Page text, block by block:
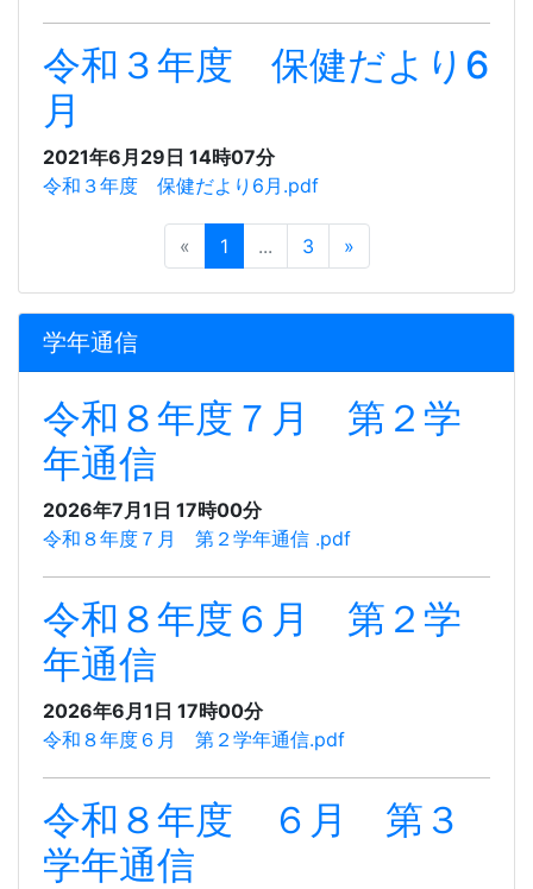
令和３年度 保健だより6
月
2021年6月29日 14時07分
令和３年度 保健だより6月.pdf
« 1 ... 3 »
学年通信
令和８年度７月 第２学
年通信
2026年7月1日 17時00分
令和８年度７月 第２学年通信 .pdf
令和８年度６月 第２学
年通信
2026年6月1日 17時00分
令和８年度６月 第２学年通信.pdf
令和８年度 ６月 第３
学年通信